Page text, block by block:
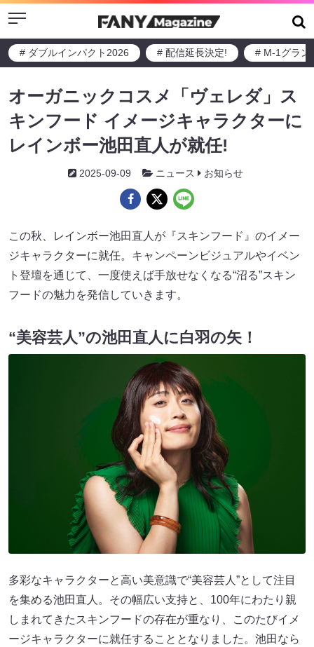
Menu
# ダブルインパクト2026 # 配信延長決定! # M-1グラン
オーガニックコスメ「ヴェレダ」ス
キンフード イメージキャラクターに
レインボー池田直人が就任!
2025-09-09 ニュース お知らせ
この秋、レインボー池田直人が『スキンフード』のイメー
ジキャラクターに就任。キャンペーンビジュアルやイベン
ト登壇を通じて、一度使えば手放せなくなる“沼る”スキン
フードの魅力を発信していきます。
“美容芸人”の池田直人に白羽の矢！
多彩なキャラクターと高い美意識で“美容芸人”として注目
を集める池田直人。その幅広い支持と、100年にわたり親
しまれてきたスキンフードの存在が重なり、このたびイメ
ージキャラクターに就任することとなりました。池田なら